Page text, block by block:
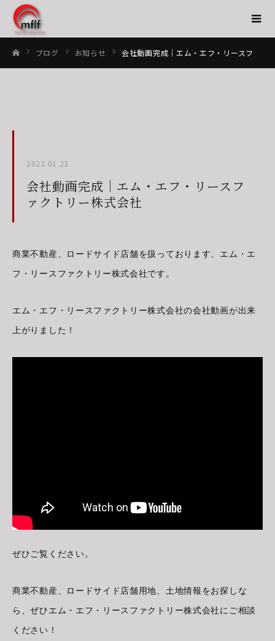
ブログ お知らせ 会社動画完成｜エム・エフ・リースファクトリー株式会社
2023.01.23
会社動画完成｜エム・エフ・リースフ
ァクトリー株式会社
商業不動産、ロードサイド店舗を扱っております、エム・エ
フ・リースファクトリー株式会社です。
エム・エフ・リースファクトリー株式会社の会社動画が出来
上がりました！
ぜひご覧ください。
商業不動産、ロードサイド店舗用地、土地情報をお探しな
ら、ぜひエム・エフ・リースファクトリー株式会社にご相談
ください！